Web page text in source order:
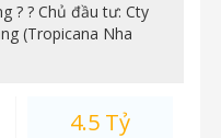
? ? Chủ đầu tư: Cty
(Tropicana Nha
4.5 Tỷ